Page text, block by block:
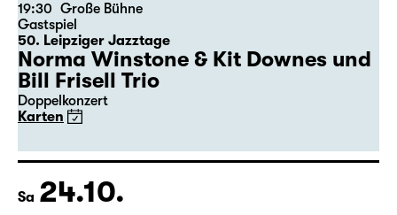
19:30 Große Bühne
Gastspiel
50. Leipziger Jazztage
Norma Winstone & Kit Downes und
Bill Frisell Trio
Doppelkonzert
Karten
Sa 24.10.